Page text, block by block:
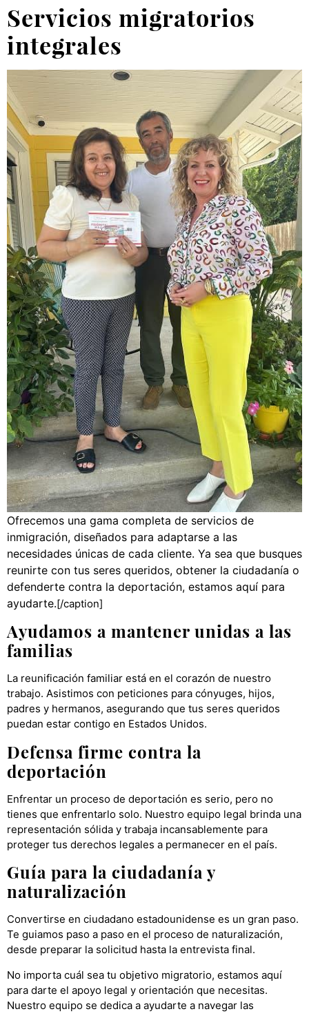
Servicios migratorios
integrales
Ofrecemos una gama completa de servicios de
inmigración, diseñados para adaptarse a las
necesidades únicas de cada cliente. Ya sea que busques
reunirte con tus seres queridos, obtener la ciudadanía o
defenderte contra la deportación, estamos aquí para
ayudarte.[/caption]
Ayudamos a mantener unidas a las
familias
La reunificación familiar está en el corazón de nuestro
trabajo. Asistimos con peticiones para cónyuges, hijos,
padres y hermanos, asegurando que tus seres queridos
puedan estar contigo en Estados Unidos.
Defensa firme contra la
deportación
Enfrentar un proceso de deportación es serio, pero no
tienes que enfrentarlo solo. Nuestro equipo legal brinda una
representación sólida y trabaja incansablemente para
proteger tus derechos legales a permanecer en el país.
Guía para la ciudadanía y
naturalización
Convertirse en ciudadano estadounidense es un gran paso.
Te guiamos paso a paso en el proceso de naturalización,
desde preparar la solicitud hasta la entrevista final.
No importa cuál sea tu objetivo migratorio, estamos aquí
para darte el apoyo legal y orientación que necesitas.
Nuestro equipo se dedica a ayudarte a navegar las